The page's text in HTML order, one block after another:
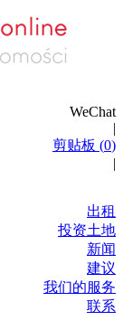
WeChat
|
剪贴板 (0)
|
出租
投资土地
新闻
建议
我们的服务
联系